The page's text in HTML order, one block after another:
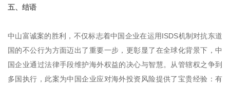
五、结语
中山富诚案的胜利，不仅标志着中国企业在运用ISDS机制对抗东道
国的不公行为方面迈出了重要一步，更彰显了在全球化背景下，中
国企业通过法律手段维护海外权益的决心与智慧。从管辖权之争到
多国执行，此案为中国企业应对海外投资风险提供了宝贵经验：有